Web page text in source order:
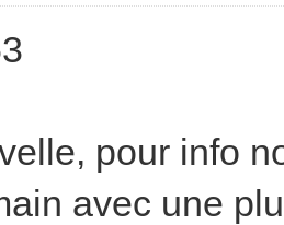
pour info
avec une